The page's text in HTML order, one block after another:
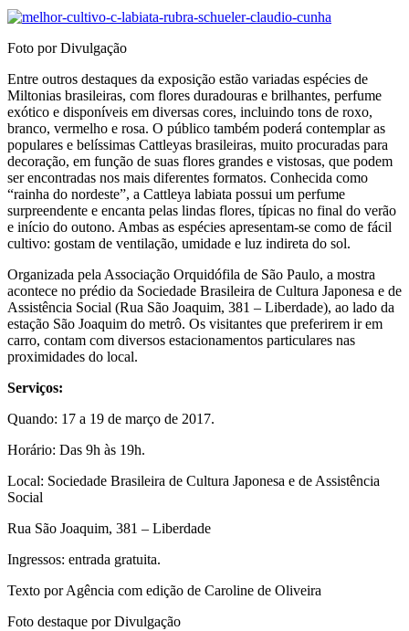
Foto por Divulgação
Entre outros destaques da exposição estão variadas espécies de
Miltonias brasileiras, com flores duradouras e brilhantes, perfume
exótico e disponíveis em diversas cores, incluindo tons de roxo,
branco, vermelho e rosa. O público também poderá contemplar as
populares e belíssimas Cattleyas brasileiras, muito procuradas para
decoração, em função de suas flores grandes e vistosas, que podem
ser encontradas nos mais diferentes formatos. Conhecida como
“rainha do nordeste”, a Cattleya labiata possui um perfume
surpreendente e encanta pelas lindas flores, típicas no final do verão
e início do outono. Ambas as espécies apresentam-se como de fácil
cultivo: gostam de ventilação, umidade e luz indireta do sol.
Organizada pela Associação Orquidófila de São Paulo, a mostra
acontece no prédio da Sociedade Brasileira de Cultura Japonesa e de
Assistência Social (Rua São Joaquim, 381 – Liberdade), ao lado da
estação São Joaquim do metrô. Os visitantes que preferirem ir em
carro, contam com diversos estacionamentos particulares nas
proximidades do local.
Serviços:
Quando: 17 a 19 de março de 2017.
Horário: Das 9h às 19h.
Local: Sociedade Brasileira de Cultura Japonesa e de Assistência
Social
Rua São Joaquim, 381 – Liberdade
Ingressos: entrada gratuita.
Texto por Agência com edição de Caroline de Oliveira
Foto destaque por Divulgação